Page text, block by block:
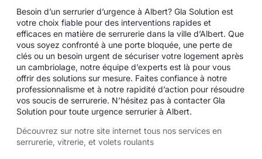
Besoin d’un serrurier d’urgence à Albert? Gla Solution est
votre choix fiable pour des interventions rapides et
efficaces en matière de serrurerie dans la ville d’Albert. Que
vous soyez confronté à une porte bloquée, une perte de
clés ou un besoin urgent de sécuriser votre logement après
un cambriolage, notre équipe d’experts est là pour vous
offrir des solutions sur mesure. Faites confiance à notre
professionnalisme et à notre rapidité d’action pour résoudre
vos soucis de serrurerie. N’hésitez pas à contacter Gla
Solution pour toute urgence serrurier à Albert.
Découvrez sur notre site internet tous nos services en
serrurerie, vitrerie, et volets roulants